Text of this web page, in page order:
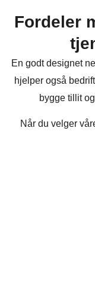
Fordeler
En godt designet
hjelper også
bygge tillit
Når du velger